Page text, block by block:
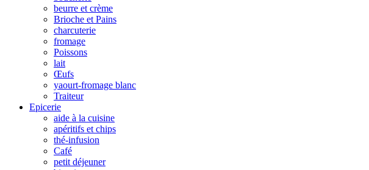
beurre et crème
Brioche et Pains
charcuterie
fromage
Poissons
lait
Œufs
yaourt-fromage blanc
Traiteur
Epicerie
aide à la cuisine
apéritifs et chips
thé-infusion
Café
petit déjeuner